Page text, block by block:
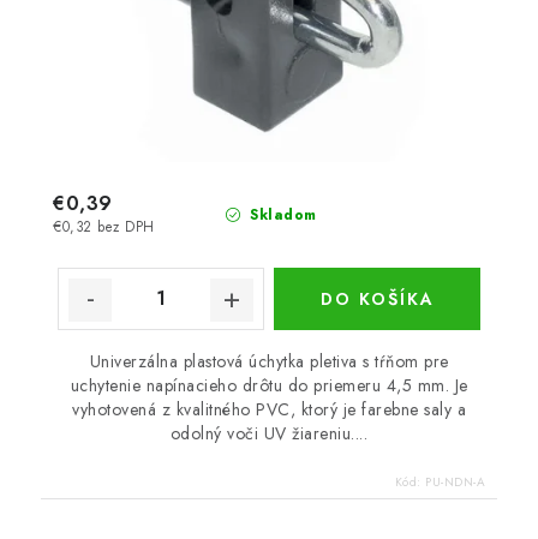
Skladom
€0,32 bez DPH
€0,39
DO KOŠÍKA
Univerzálna plastová úchytka pletiva s tŕňom pre
uchytenie napínacieho drôtu do priemeru 4,5 mm. Je
vyhotovená z kvalitného PVC, ktorý je farebne saly a
odolný voči UV žiareniu....
Kód: PU-NDN-A